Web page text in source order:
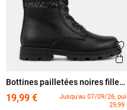
Bottines pailletées noires fille
(31-36)
19,99 €
Jusqu'au 07/09/26,
29,99